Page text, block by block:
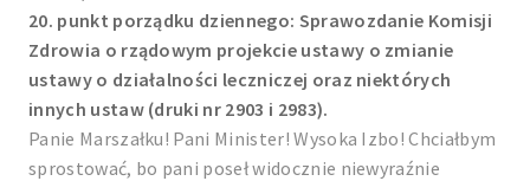
20. punkt porządku dziennego: Sprawozdanie Komisji
Zdrowia o rządowym projekcie ustawy o zmianie
ustawy o działalności leczniczej oraz niektórych
innych ustaw (druki nr 2903 i 2983).
Panie Marszałku! Pani Minister! Wysoka Izbo! Chciałbym
sprostować, bo pani poseł widocznie niewyraźnie